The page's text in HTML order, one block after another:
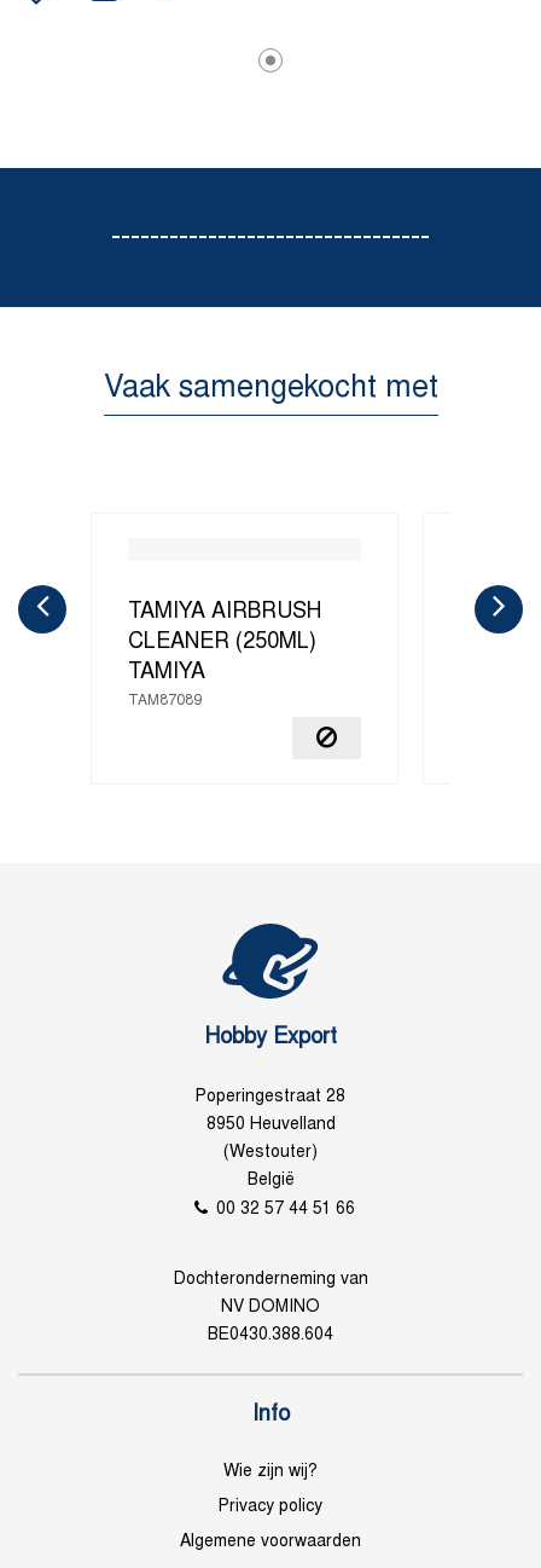
---------------------------------
Vaak samengekocht met
TAMIYA AIRBRUSH
CLEANER (250ML)
TAMIYA
TAM87089
X-20A
Hobby Export
Poperingestraat 28
8950 Heuvelland
(Westouter)
België
00 32 57 44 51 66
Dochteronderneming van
NV DOMINO
BE0430.388.604
Info
Wie zijn wij?
Privacy policy
Algemene voorwaarden